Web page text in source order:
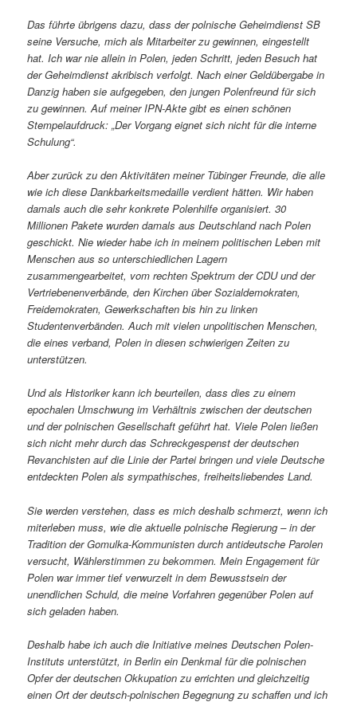
Das führte übrigens dazu, dass der polnische Geheimdienst SB
seine Versuche, mich als Mitarbeiter zu gewinnen, eingestellt
hat. Ich war nie allein in Polen, jeden Schritt, jeden Besuch hat
der Geheimdienst akribisch verfolgt. Nach einer Geldübergabe in
Danzig haben sie aufgegeben, den jungen Polenfreund für sich
zu gewinnen. Auf meiner IPN-Akte gibt es einen schönen
Stempelaufdruck: „Der Vorgang eignet sich nicht für die interne
Schulung“.
Aber zurück zu den Aktivitäten meiner Tübinger Freunde, die alle
wie ich diese Dankbarkeitsmedaille verdient hätten. Wir haben
damals auch die sehr konkrete Polenhilfe organisiert. 30
Millionen Pakete wurden damals aus Deutschland nach Polen
geschickt. Nie wieder habe ich in meinem politischen Leben mit
Menschen aus so unterschiedlichen Lagern
zusammengearbeitet, vom rechten Spektrum der CDU und der
Vertriebenenverbände, den Kirchen über Sozialdemokraten,
Freidemokraten, Gewerkschaften bis hin zu linken
Studentenverbänden. Auch mit vielen unpolitischen Menschen,
die eines verband, Polen in diesen schwierigen Zeiten zu
unterstützen.
Und als Historiker kann ich beurteilen, dass dies zu einem
epochalen Umschwung im Verhältnis zwischen der deutschen
und der polnischen Gesellschaft geführt hat. Viele Polen ließen
sich nicht mehr durch das Schreckgespenst der deutschen
Revanchisten auf die Linie der Partei bringen und viele Deutsche
entdeckten Polen als sympathisches, freiheitsliebendes Land.
Sie werden verstehen, dass es mich deshalb schmerzt, wenn ich
miterleben muss, wie die aktuelle polnische Regierung – in der
Tradition der Gomulka-Kommunisten durch antideutsche Parolen
versucht, Wählerstimmen zu bekommen. Mein Engagement für
Polen war immer tief verwurzelt in dem Bewusstsein der
unendlichen Schuld, die meine Vorfahren gegenüber Polen auf
sich geladen haben.
Deshalb habe ich auch die Initiative meines Deutschen Polen-
Instituts unterstützt, in Berlin ein Denkmal für die polnischen
Opfer der deutschen Okkupation zu errichten und gleichzeitig
einen Ort der deutsch-polnischen Begegnung zu schaffen und ich